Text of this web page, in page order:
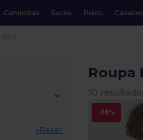
Camisolas Sacos Polos Casacos
«Reset
Roupa
10
-38%